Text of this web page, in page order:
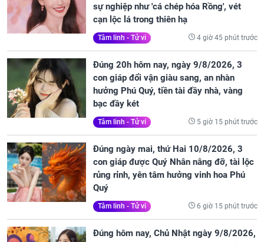
sự nghiệp như 'cá chép hóa Rồng', vét
cạn lộc lá trong thiên hạ
Tâm linh - Tử vi 4 giờ 45 phút trước
Đúng 20h hôm nay, ngày 9/8/2026, 3
con giáp đổi vận giàu sang, an nhàn
hưởng Phú Quý, tiền tài đầy nhà, vàng
bạc đầy két
Tâm linh - Tử vi 5 giờ 15 phút trước
Đúng ngày mai, thứ Hai 10/8/2026, 3
con giáp được Quý Nhân nâng đỡ, tài lộc
rủng rỉnh, yên tâm hưởng vinh hoa Phú
Quý
Tâm linh - Tử vi 6 giờ 15 phút trước
Đúng hôm nay, Chủ Nhật ngày 9/8/2026,